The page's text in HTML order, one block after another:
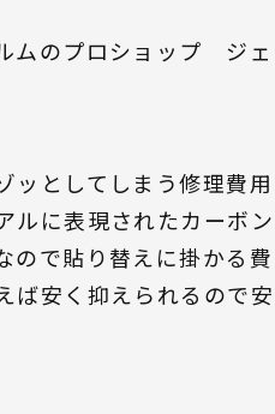
ムのプロショップ ジェ
ッとしてしまう修理費用
ルに表現されたカーボン
ので貼り替えに掛かる費
ば安く抑えられるので安